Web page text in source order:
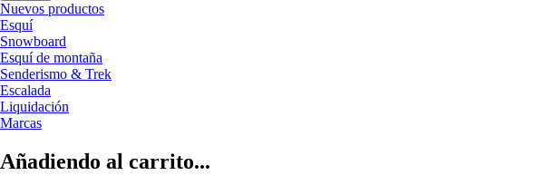
Nuevos productos
Esquí
Snowboard
Esquí de montaña
Senderismo & Trek
Escalada
Liquidación
Marcas
Añadiendo al carrito...